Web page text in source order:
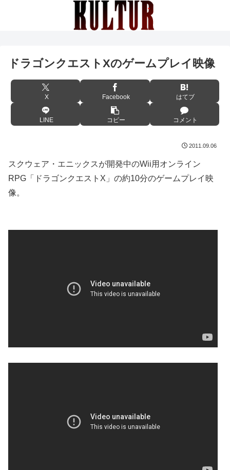
ドラゴンクエストXのゲームプレイ映像
X Facebook はてブ
LINE コピー コメント
2011.09.06
スクウェア・エニックスが開発中のWii用オンライン
RPG「ドラゴンクエストX」の約10分のゲームプレイ映
像。